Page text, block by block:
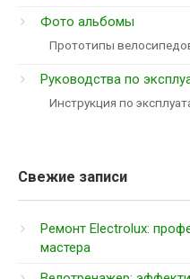
Фото альбомы
Прототипы
Руководства по
Инструкция по
Свежие записи
Ремонт Electrolux:
мастера